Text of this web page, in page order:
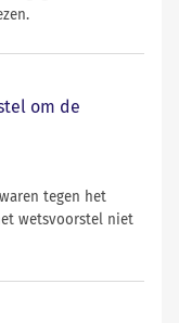
om de
tegen het
wetsvoorstel niet